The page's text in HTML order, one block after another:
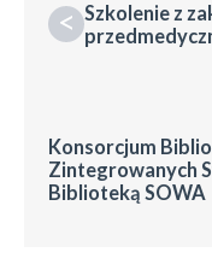
< Szkolenie z
Konsorcjum
Zintegrowanych
Biblioteką SOWA